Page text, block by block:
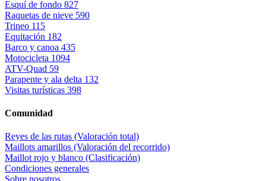
Esquí de fondo 827
Raquetas de nieve 590
Trineo 115
Equitación 182
Barco y canoa 435
Motocicleta 1094
ATV-Quad 59
Parapente y ala delta 132
Visitas turísticas 398
Comunidad
Reyes de las rutas (Valoración total)
Maillots amarillos (Valoración del recorrido)
Maillot rojo y blanco (Clasificación)
Condiciones generales